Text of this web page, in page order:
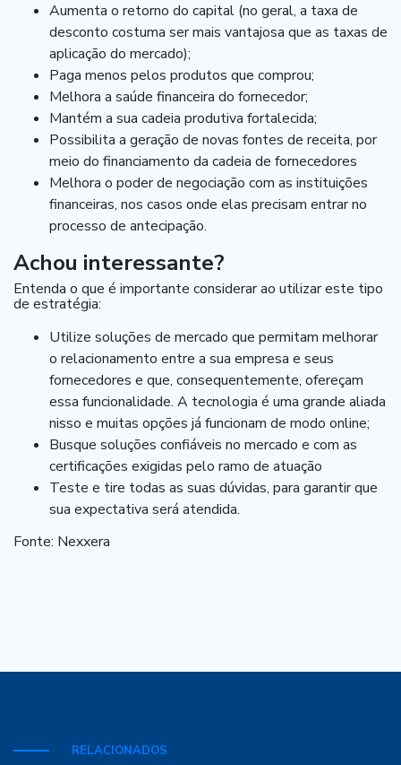
Aumenta o retorno do capital (no geral, a taxa de
desconto costuma ser mais vantajosa que as taxas de
aplicação do mercado);
Paga menos pelos produtos que comprou;
Melhora a saúde financeira do fornecedor;
Mantém a sua cadeia produtiva fortalecida;
Possibilita a geração de novas fontes de receita, por
meio do financiamento da cadeia de fornecedores
Melhora o poder de negociação com as instituições
financeiras, nos casos onde elas precisam entrar no
processo de antecipação.
Achou interessante?
Entenda o que é importante considerar ao utilizar este tipo
de estratégia:
Utilize soluções de mercado que permitam melhorar
o relacionamento entre a sua empresa e seus
fornecedores e que, consequentemente, ofereçam
essa funcionalidade. A tecnologia é uma grande aliada
nisso e muitas opções já funcionam de modo online;
Busque soluções confiáveis no mercado e com as
certificações exigidas pelo ramo de atuação
Teste e tire todas as suas dúvidas, para garantir que
sua expectativa será atendida.
Fonte: Nexxera
RELACIONADOS